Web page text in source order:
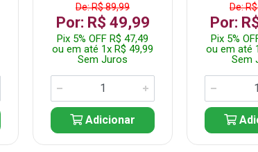
De: R$ 89,99
Por: R$ 49,99
Pix 5% OFF R$ 47,49
ou em até 1x R$ 49,99
Sem Juros
Adicionar
De:
Por:
Pix 5%
ou em até
Sem